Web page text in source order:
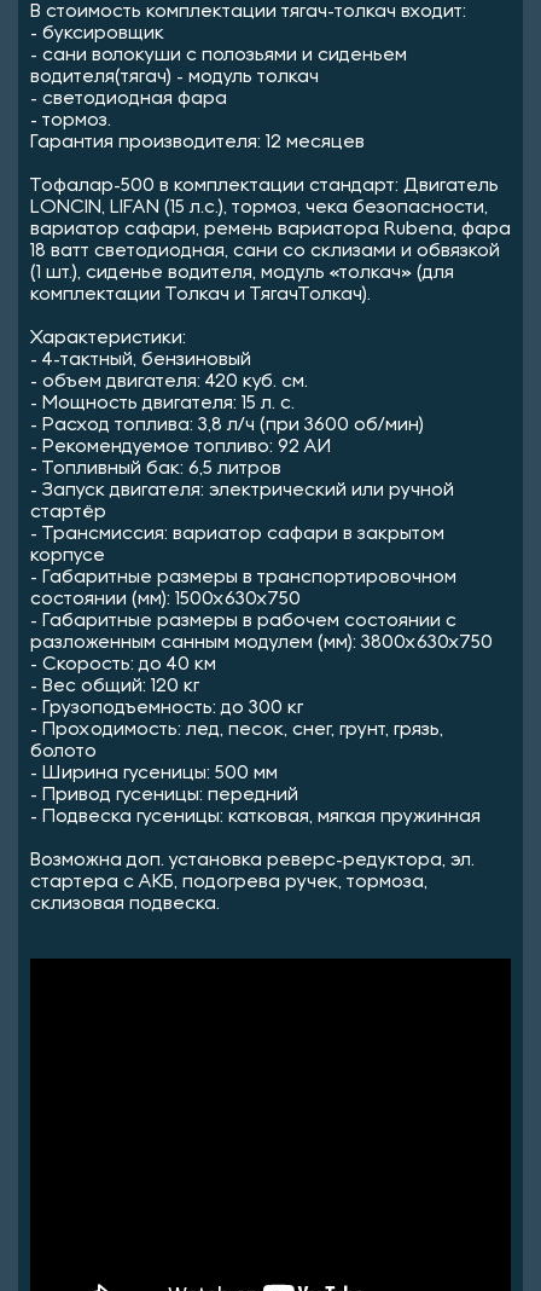
В стоимость комплектации тягач-толкач входит:
- буксировщик
- сани волокуши с полозьями и сиденьем
водителя(тягач) - модуль толкач
- светодиодная фара
- тормоз.
Гарантия производителя: 12 месяцев
Тофалар-500 в комплектации стандарт: Двигатель
LONCIN, LIFAN (15 л.с.), тормоз, чека безопасности,
вариатор сафари, ремень вариатора Rubena, фара
18 ватт светодиодная, сани со склизами и обвязкой
(1 шт.), сиденье водителя, модуль «толкач» (для
комплектации Толкач и ТягачТолкач).
Характеристики:
- 4-тактный, бензиновый
- объем двигателя: 420 куб. см.
- Мощность двигателя: 15 л. с.
- Расход топлива: 3,8 л/ч (при 3600 об/мин)
- Рекомендуемое топливо: 92 АИ
- Топливный бак: 6,5 литров
- Запуск двигателя: электрический или ручной
стартёр
- Трансмиссия: вариатор сафари в закрытом
корпусе
- Габаритные размеры в транспортировочном
состоянии (мм): 1500х630х750
- Габаритные размеры в рабочем состоянии с
разложенным санным модулем (мм): 3800х630х750
- Cкорость: до 40 км
- Вес общий: 120 кг
- Грузоподъемность: до 300 кг
- Проходимость: лед, песок, снег, грунт, грязь,
болото
- Ширина гусеницы: 500 мм
- Привод гусеницы: передний
- Подвеска гусеницы: катковая, мягкая пружинная
Возможна доп. установка реверс-редуктора, эл.
стартера с АКБ, подогрева ручек, тормоза,
склизовая подвеска.